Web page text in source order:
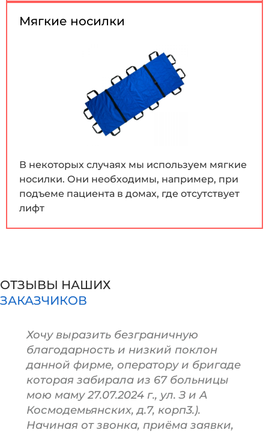
Мягкие носилки
В некоторых случаях мы используем мягкие
носилки. Они необходимы, например, при
подъеме пациента в домах, где отсутствует
лифт
ОТЗЫВЫ НАШИХ
ЗАКАЗЧИКОВ
Хочу выразить безграничную
благодарность и низкий поклон
данной фирме, оператору и бригаде
которая забирала из 67 больницы
мою маму 27.07.2024 г., ул. З и А
Космодемьянских, д.7, корп3.).
Начиная от звонка, приёма заявки,